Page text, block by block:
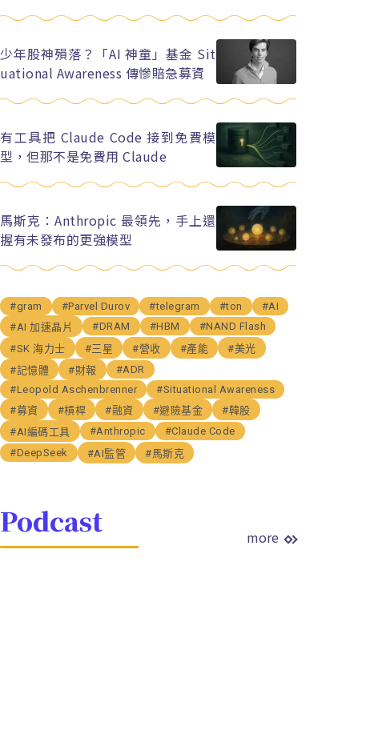
少年股神殞落？「AI 神童」基金 Sit
uational Awareness 傳慘賠急募資
有工具把 Claude Code 接到免費模
型，但那不是免費用 Claude
馬斯克：Anthropic 最領先，手上還
握有未發布的更強模型
#gram #Parvel Durov #telegram #ton
#AI
#AI 加速晶片
#DRAM #HBM
#NAND Flash
#SK 海力士
#三星 #營收 #產能
#美光
#記憶體
#財報
#ADR
#Leopold Aschenbrenner
#Situational Awareness
#募資
#槓桿 #融資 #避險基金
#韓股
#AI編碼工具
#Anthropic
#Claude Code
#DeepSeek
#AI監管 #馬斯克
Podcast more